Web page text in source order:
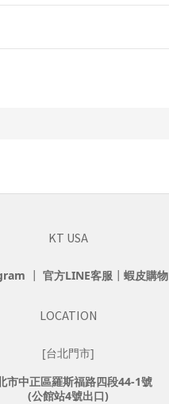
KT USA
┃ 官方LINE客服 ┃ 蝦皮購物
LOCATION
[台北門市]
市中正區羅斯福路四段44-1號
(公館站4號出口)